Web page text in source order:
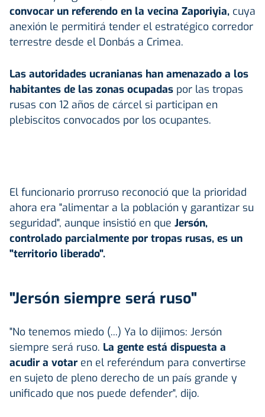
convocar un referendo en la vecina Zaporiyia, cuya
anexión le permitirá tender el estratégico corredor
terrestre desde el Donbás a Crimea.
Las autoridades ucranianas han amenazado a los
habitantes de las zonas ocupadas por las tropas
rusas con 12 años de cárcel si participan en
plebiscitos convocados por los ocupantes.
El funcionario prorruso reconoció que la prioridad
ahora era "alimentar a la población y garantizar su
seguridad", aunque insistió en que Jersón,
controlado parcialmente por tropas rusas, es un
"territorio liberado".
"Jersón siempre será ruso"
"No tenemos miedo (...) Ya lo dijimos: Jersón
siempre será ruso. La gente está dispuesta a
acudir a votar en el referéndum para convertirse
en sujeto de pleno derecho de un país grande y
unificado que nos puede defender", dijo.